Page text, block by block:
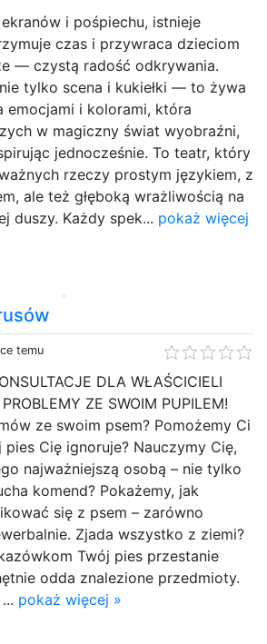
i pośpiechu, istnieje
czas i przywraca dzieciom
— czystą radość odkrywania.
tylko scena i kukiełki — to żywa
emocjami i kolorami, która
w magiczny świat wyobraźni,
jednocześnie. To teatr, który
rzeczy prostym językiem, z
ale też głęboką wrażliwością na
duszy. Każdy spek... pokaż więcej
temu
DLA WŁAŚCICIELI
ZE SWOIM PUPILEM!
ze swoim psem? Pomożemy Ci
Cię ignoruje? Nauczymy Cię,
najważniejszą osobą – nie tylko
komend? Pokażemy, jak
się z psem – zarówno
Zjada wszystko z ziemi?
Twój pies przestanie
odda znalezione przedmioty.
pokaż więcej »